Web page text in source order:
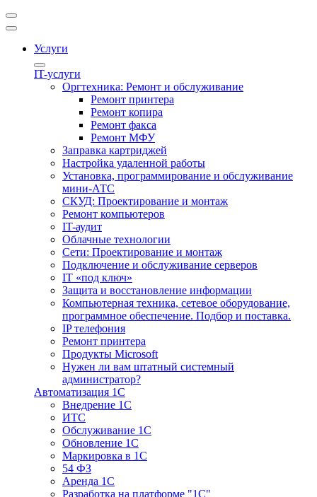
Услуги
IT-услуги
Оргтехника: Ремонт и обслуживание
Ремонт принтера
Ремонт копира
Ремонт факса
Ремонт МФУ
Заправка картриджей
Настройка удаленной работы
Установка, программирование и обслуживание
мини-АТС
СКУД: Проектирование и монтаж
Ремонт компьютеров
IT-аудит
Облачные технологии
Сети: Проектирование и монтаж
Подключение и обслуживание серверов
IT «под ключ»
Защита и восстановление информации
Компьютерная техника, сетевое оборудование,
программное обеспечение. Подбор и поставка.
IP телефония
Ремонт принтера
Продукты Microsoft
Нужен ли вам штатный системный
администратор?
Автоматизация 1С
Внедрение 1С
ИТС
Обслуживание 1С
Обновление 1С
Маркировка в 1С
54 ФЗ
Аренда 1С
Разработка на платформе "1С"